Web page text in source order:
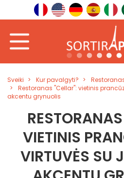
Sveiki Kur pavalgyti?
Restoranas "Cellar": vietinis
akcentu grynuolis
VIETINIS
VIRTUVĖS SU